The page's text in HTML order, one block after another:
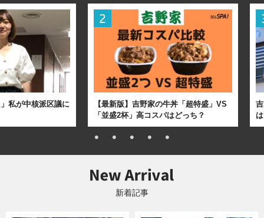
私が中核派区議に
【最新版】吉野家の牛丼「超特盛」VS
「並盛2杯」高コスパはどっち？
新着記事